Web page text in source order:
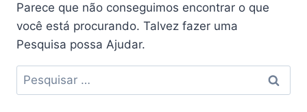
Parece que não conseguimos encontrar o que
você está procurando. Talvez fazer uma
Pesquisa possa Ajudar.
Pesquisar
por: